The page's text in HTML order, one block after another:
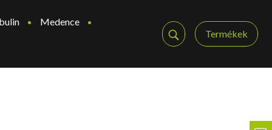
Medence
Termékek